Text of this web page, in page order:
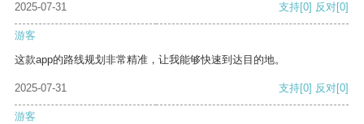
2025-07-31
支持[0] 反对[0]
游客
这款app的路线规划非常精准，让我能够快速到达目的地。
2025-07-31 支持[0] 反对[0]
游客